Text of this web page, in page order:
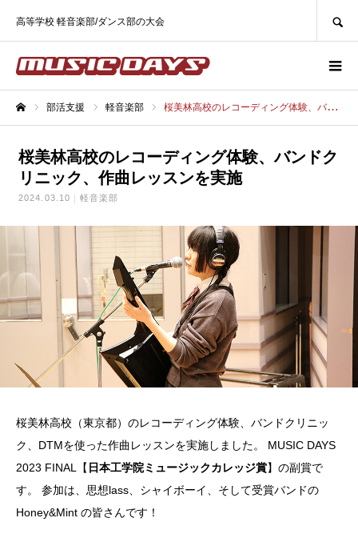
高等学校 軽音楽部/ダンス部の大会
部活支援 軽音楽部 桜美林高校のレコーディング体験、バンドクリニック、作曲レッスンを実施
桜美林高校のレコーディング体験、バンドク
リニック、作曲レッスンを実施
2024.03.10 軽音楽部
桜美林高校（東京都）のレコーディング体験、バンドクリニッ
ク、DTMを使った作曲レッスンを実施しました。 MUSIC DAYS
2023 FINAL【 日本工学院ミュージックカレッジ賞】の副賞で
す。 参加は、思想lass、シャイボーイ、そして受賞バンドの
Honey&Mint の皆さんです！